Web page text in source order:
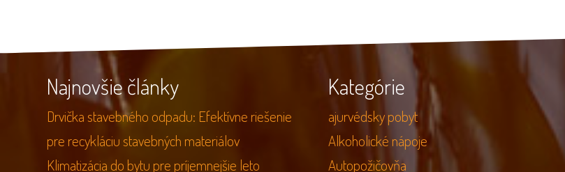
Najnovšie články
Drvička stavebného odpadu: Efektívne riešenie
pre recykláciu stavebných materiálov
Klimatizácia do bytu pre príjemnejšie leto
Kategórie
ajurvédsky pobyt
Alkoholické nápoje
Autopožičovňa